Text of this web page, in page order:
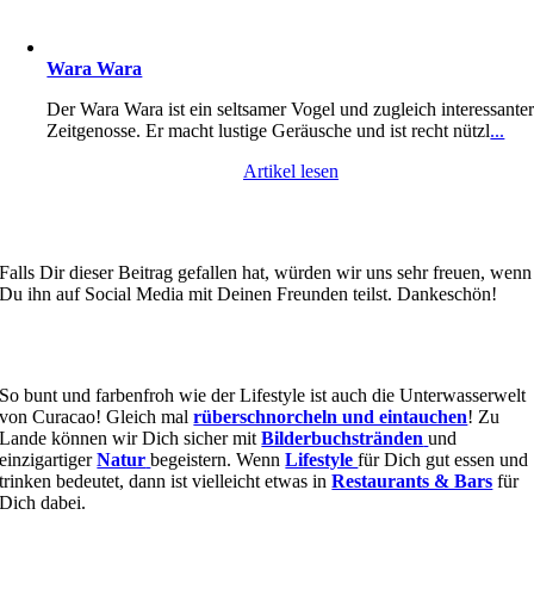
Wara Wara
Der Wara Wara ist ein seltsamer Vogel und zugleich interessanter
Zeitgenosse. Er macht lustige Geräusche und ist recht nützl...
Artikel lesen
Falls Dir dieser Beitrag gefallen hat, würden wir uns sehr freuen, wenn
Du ihn auf Social Media mit Deinen Freunden teilst. Dankeschön!
So bunt und farbenfroh wie der Lifestyle ist auch die Unterwasserwelt
von Curacao! Gleich malrüberschnorcheln und eintauchen! Zu
Lande können wir Dich sicher mitBilderbuchstränden und
einzigartigerNatur begeistern. WennLifestylefür Dich gut essen und
trinken bedeutet, dann ist vielleicht etwas inRestaurants & Bars für
Dich dabei.